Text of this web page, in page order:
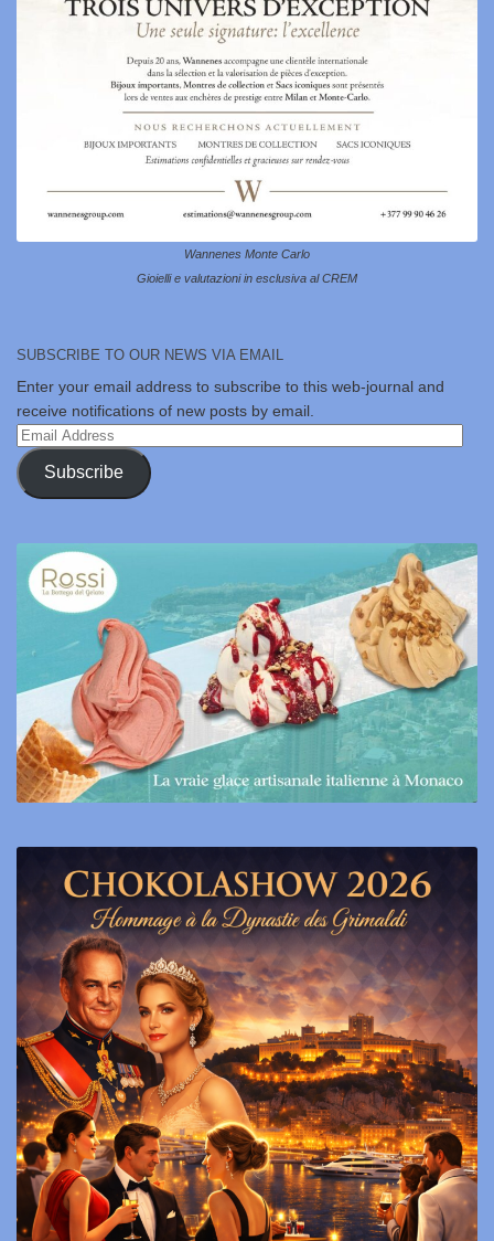
Wannenes Monte Carlo
Gioielli e valutazioni in esclusiva al CREM
SUBSCRIBE TO OUR NEWS VIA EMAIL
Enter your email address to subscribe to this web-journal and
receive notifications of new posts by email.
Email
Address
Subscribe